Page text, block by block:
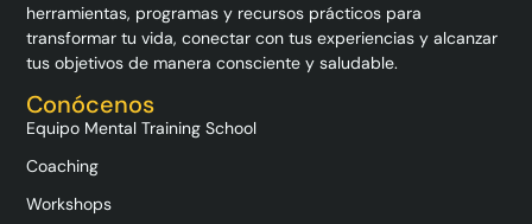
herramientas, programas y recursos prácticos para
transformar tu vida, conectar con tus experiencias y alcanzar
tus objetivos de manera consciente y saludable.
Conócenos
Equipo Mental Training School
Coaching
Workshops